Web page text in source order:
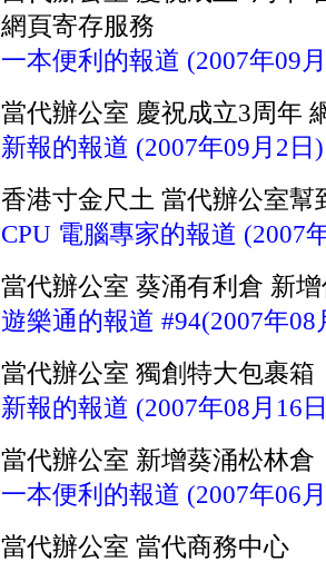
網頁寄存服務
一本便利的報道 (2007年09
當代辦公室 慶祝成立3周年
新報的報道 (2007年09月2日)
香港寸金尺土 當代辦公室幫
CPU 電腦專家的報道 (2007
當代辦公室 葵涌有利倉 新
遊樂通的報道 #94(2007年08
當代辦公室 獨創特大包裹箱
新報的報道 (2007年08月16
當代辦公室 新增葵涌松林倉
一本便利的報道 (2007年06
當代辦公室 當代商務中心